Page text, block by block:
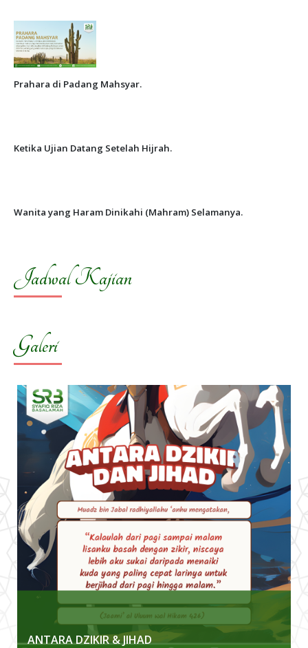
Prahara di Padang Mahsyar.
Ketika Ujian Datang Setelah Hijrah.
Wanita yang Haram Dinikahi (Mahram) Selamanya.
Jadwal Kajian
Galeri
ANTARA DZIKIR & JIHAD